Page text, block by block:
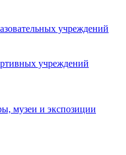
учреждений
учреждений
музеи и экспозиции